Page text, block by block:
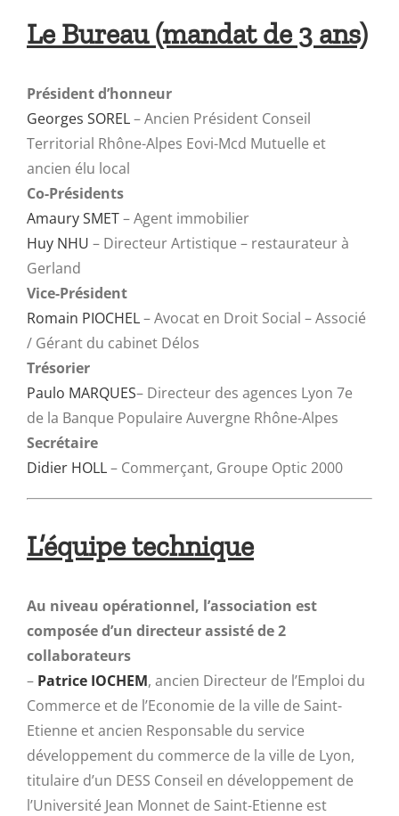
Le Bureau (mandat de 3 ans)
Président d’honneur
Georges SOREL– Ancien Président Conseil
Territorial Rhône-Alpes Eovi-Mcd Mutuelle et
ancien élu local
Co-Présidents
Amaury SMET– Agent immobilier
Huy NHU – Directeur Artistique – restaurateur à
Gerland
Vice-Président
Romain PIOCHEL– Avocat en Droit Social – Associé
/ Gérant du cabinet Délos
Trésorier
Paulo MARQUES– Directeur des agences Lyon 7e
de la Banque Populaire Auvergne Rhône-Alpes
Secrétaire
Didier HOLL– Commerçant, Groupe Optic 2000
L’équipe technique
Au niveau opérationnel, l’association est
composée d’un directeur assisté de 2
collaborateurs
– Patrice IOCHEM, ancien Directeur de l’Emploi du
Commerce et de l’Economie de la ville de Saint-
Etienne et ancien Responsable du service
développement du commerce de la ville de Lyon,
titulaire d’un DESS Conseil en développement de
l’Université Jean Monnet de Saint-Etienne est